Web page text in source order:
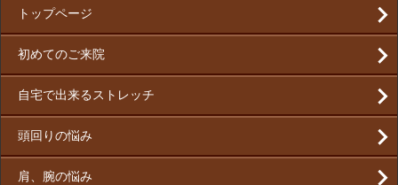
トップページ
初めてのご来院
自宅で出来るストレッチ
頭回りの悩み
肩、腕の悩み